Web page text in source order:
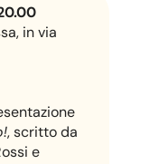
in via
, scritto da
e